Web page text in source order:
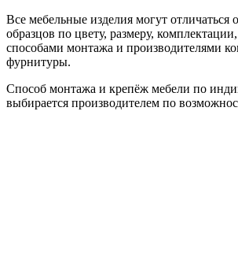
Все мебельные изделия могут отличаться
образцов по цвету, размеру,
способами монтажа и производителями
фурнитуры.
Способ монтажа и крепёж мебели по
выбирается производителем по